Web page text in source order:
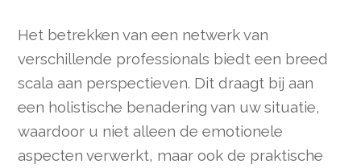
Het betrekken van een netwerk van
verschillende professionals biedt een breed
scala aan perspectieven. Dit draagt bij aan
een holistische benadering van uw situatie,
waardoor u niet alleen de emotionele
aspecten verwerkt, maar ook de praktische